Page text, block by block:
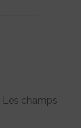
Les champs